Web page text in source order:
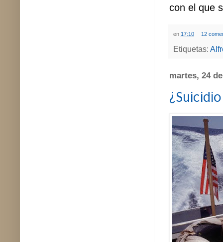
con el que
en 17:10 12
Etiquetas:
martes, 24